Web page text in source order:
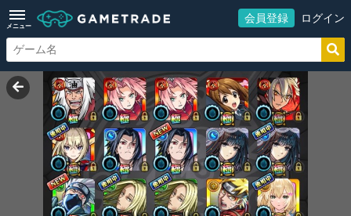
メニュー
会員登録 ログイン